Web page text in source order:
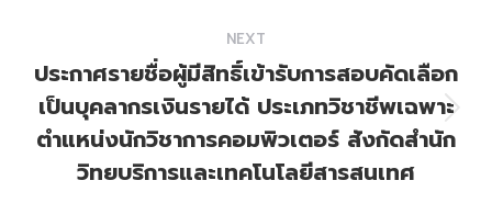
NEXT
Next
post:
ประกาศรายชื่อผู้มีสิทธิ์เข้ารับการสอบคัดเลือก
เป็นบุคลากรเงินรายได้ ประเภทวิชาชีพเฉพาะ
ตำแหน่งนักวิชาการคอมพิวเตอร์ สังกัดสำนัก
วิทยบริการและเทคโนโลยีสารสนเทศ